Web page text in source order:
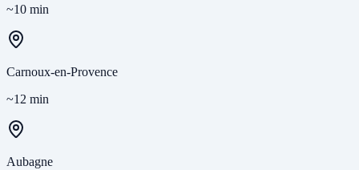
~10 min
Carnoux-en-Provence
~12 min
Aubagne